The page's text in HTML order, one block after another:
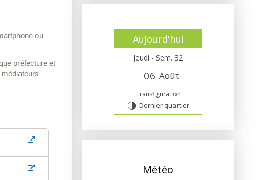
ou
préfecture et
Aujourd'hui
Jeudi - Sem. 32
06 Août
Transfiguration
T Dernier quartier
Météo